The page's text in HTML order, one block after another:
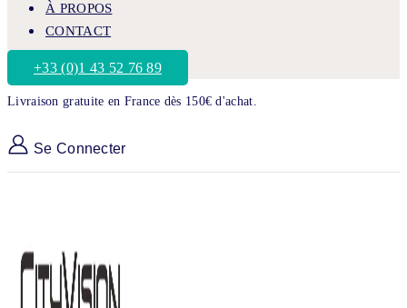
À PROPOS
CONTACT
+33 (0)1 43 52 76 89
Livraison gratuite en France dès 150€ d'achat.
Se Connecter